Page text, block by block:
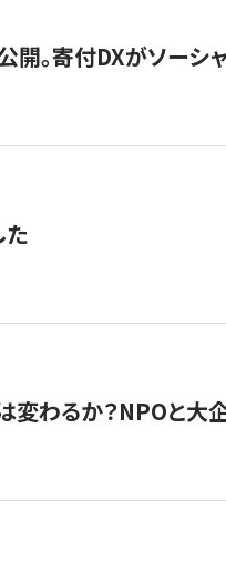
開。寄付DXがソー
た
わるか？NPOと大